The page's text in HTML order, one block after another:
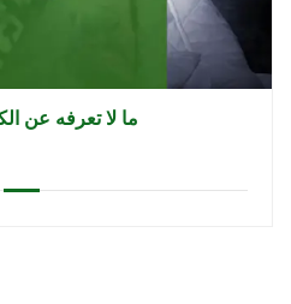
ما لا تعرفه عن